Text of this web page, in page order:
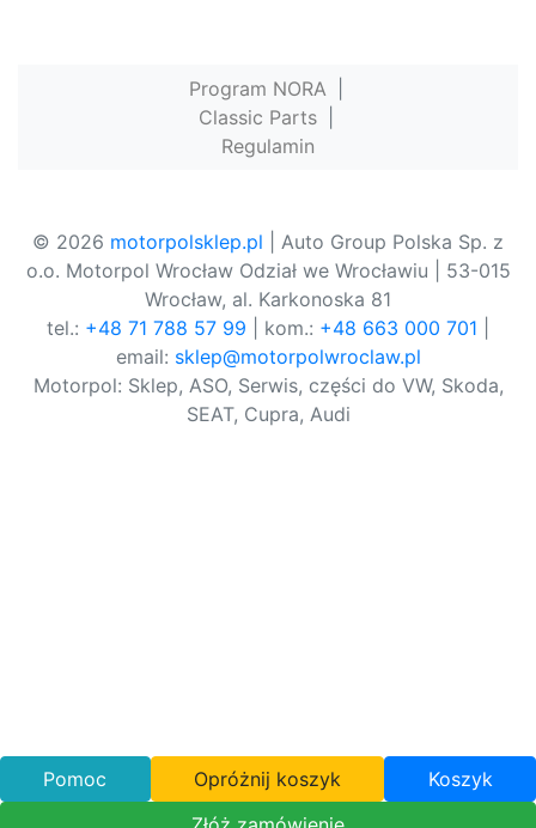
Program NORA
Classic Parts
Regulamin
© 2026 motorpolsklep.pl | Auto Group Polska Sp. z
o.o. Motorpol Wrocław Odział we Wrocławiu | 53-015
Wrocław, al. Karkonoska 81
tel.: +48 71 788 57 99 | kom.: +48 663 000 701
email: sklep@motorpolwroclaw.pl
Motorpol: Sklep, ASO, Serwis, części do VW, Skoda,
SEAT, Cupra, Audi
Pomoc Opróżnij koszyk
Koszyk